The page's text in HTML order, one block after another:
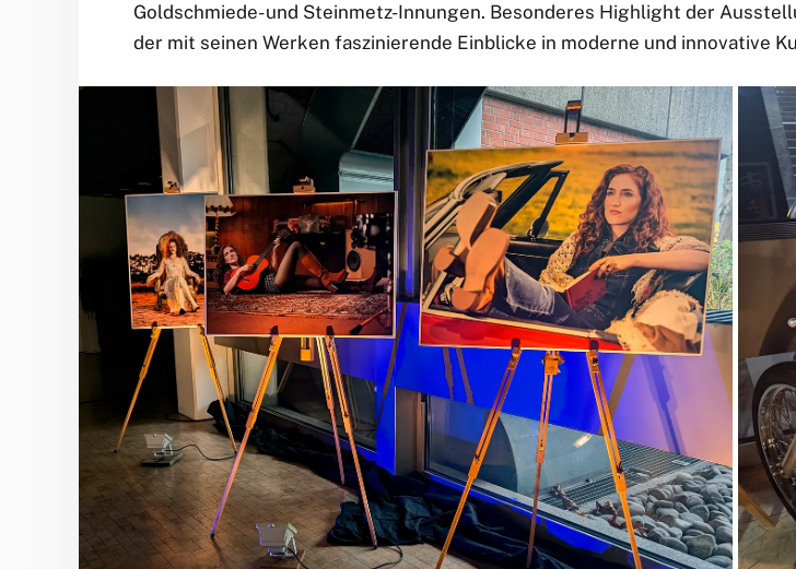
Goldschmiede- und Steinmetz-Innungen. Besonderes Highlight der
der mit seinen Werken faszinierende Einblicke in moderne und innovative